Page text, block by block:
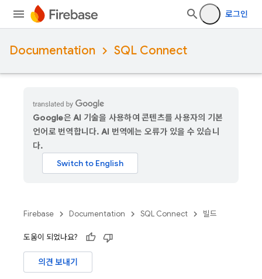
로그인
Documentation SQL Connect
Google은 AI 기술을 사용하여 콘텐츠를 사용자의 기본
언어로 번역합니다. AI 번역에는 오류가 있을 수 있습니
다.
Firebase Documentation SQL Connect 빌드
도움이 되었나요?
의견 보내기